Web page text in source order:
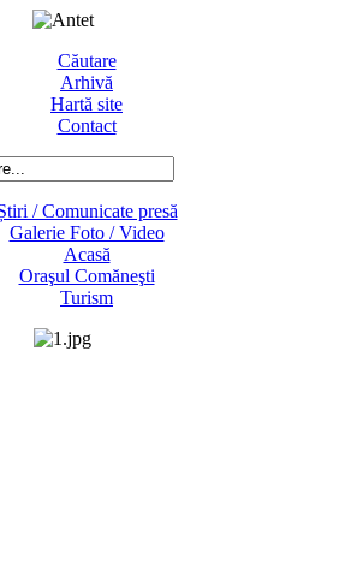
Căutare
Arhivă
Hartă site
Contact
/ Comunicate presă
Galerie Foto / Video
Acasă
Oraşul Comăneşti
Turism